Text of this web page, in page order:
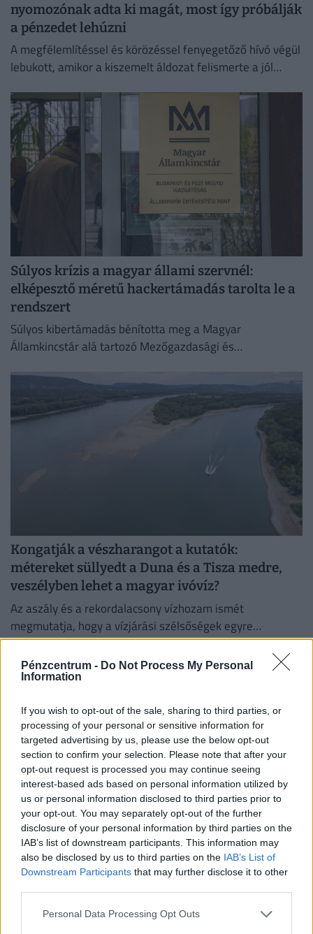
Pénzcentrum - Do Not Process My Personal
Information
If you wish to opt-out of the sale, sharing to third parties, or
processing of your personal or sensitive information for
targeted advertising by us, please use the below opt-out
section to confirm your selection. Please note that after your
opt-out request is processed you may continue seeing
interest-based ads based on personal information utilized by
us or personal information disclosed to third parties prior to
your opt-out. You may separately opt-out of the further
disclosure of your personal information by third parties on the
IAB’s list of downstream participants. This information may
also be disclosed by us to third parties on the IAB’s List of
Downstream Participants that may further disclose it to other
Personal Data Processing Opt Outs
nyomozónak adta ki magát, most így próbálják
a pénzedet lehúzni
A megfélemlítéssel és körözéssel fenyegetőző hívó végül
lebukott, amikor a kiszemelt áldozat felismerte a jól
elkövetőt.
Súlyos krízis a magyar állami szervnél:
elképesztő méretű hackertámadás tarolta le a
rendszert
Súlyos kibertámadás bénította meg a Magyar
Államkincstár alá tartozó Mezőgazdasági és
Kongatják a vészharangot a kutatók:
métereket süllyedt a Duna és a Tisza medre,
veszélyben lehet a magyar ivóvíz?
Az aszály és a rekordalacsony vízhozam ismét
megmutatja, hogy a vízjárási szélsőségek egyre
súlyosabb társadalmi, gazdasági és környezeti kihívást
jelentenek.
Kész, ennyi volt: brutális áremelés éri el a
telefonokat és laptopokat, mélyen a zsebünkbe
kell nyúlnunk
A mesterséges intelligencia robbanásszerű terjedése már
hétköznapi fogyasztók pénztárcáját is.